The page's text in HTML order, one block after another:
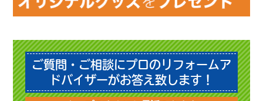
ご質問・ご相談にプロのリフォームア
ドバイザーがお答え致します！